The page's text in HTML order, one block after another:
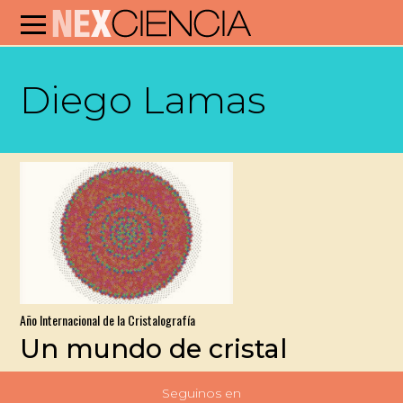
Diego Lamas
Año Internacional de la Cristalografía
Un mundo de cristal
Seguinos en